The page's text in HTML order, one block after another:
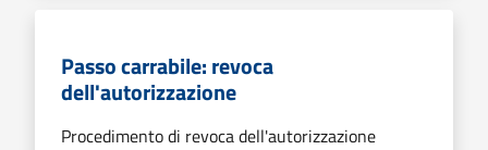
Passo carrabile: revoca
dell'autorizzazione
Procedimento di revoca dell'autorizzazione